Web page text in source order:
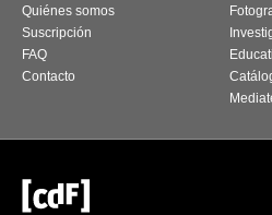
Quiénes somos
Suscripción
FAQ
Contacto